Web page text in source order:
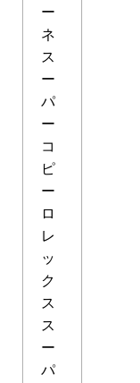
ー
ネ
ス
ー
パ
ー
コ
ピ
ー
ロ
レ
ッ
ク
ス
ス
ー
パ